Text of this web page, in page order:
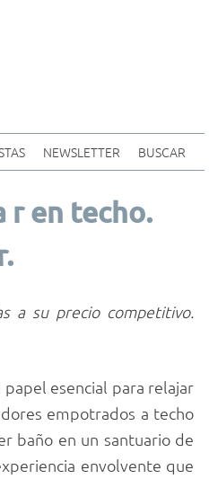
NEWSLETTER BUSCAR
r en techo.
a su precio competitivo.
esencial para relajar
empotrados a techo
baño en un santuario de
envolvente que